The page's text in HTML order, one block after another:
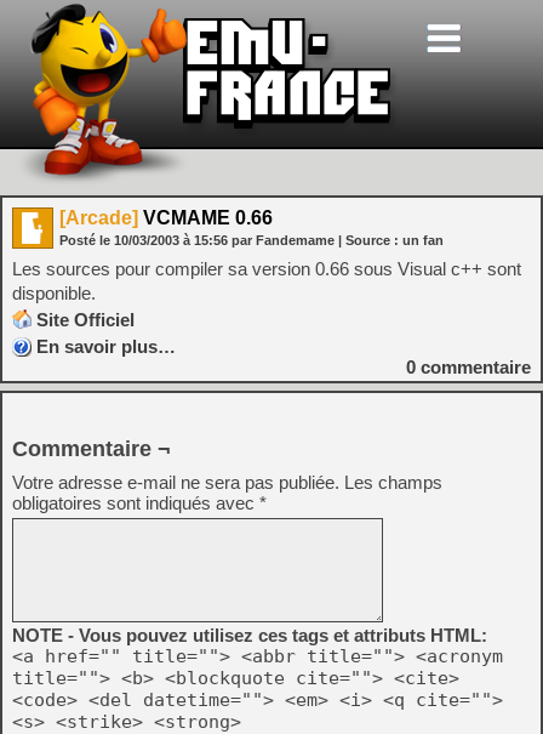
[Arcade] VCMAME 0.66
Posté le 10/03/2003 à 15:56 par Fandemame | Source : un fan
Les sources pour compiler sa version 0.66 sous Visual c++ sont
disponible.
Site Officiel
En savoir plus…
0 commentaire
Commentaire ¬
Votre adresse e-mail ne sera pas publiée. Les champs
obligatoires sont indiqués avec *
NOTE - Vous pouvez utilisez ces tags et attributs HTML:
<a href="" title=""> <abbr title=""> <acronym
title=""> <b> <blockquote cite=""> <cite>
<code> <del datetime=""> <em> <i> <q cite="">
<s> <strike> <strong>